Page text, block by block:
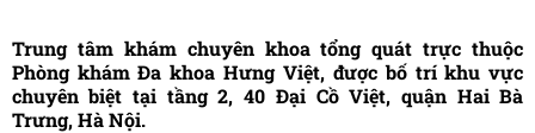
Trung tâm khám chuyên khoa tổng quát trực thuộc
Phòng khám Đa khoa Hưng Việt, được bố trí khu vực
chuyên biệt tại tầng 2, 40 Đại Cồ Việt, quận Hai Bà
Trưng, Hà Nội.